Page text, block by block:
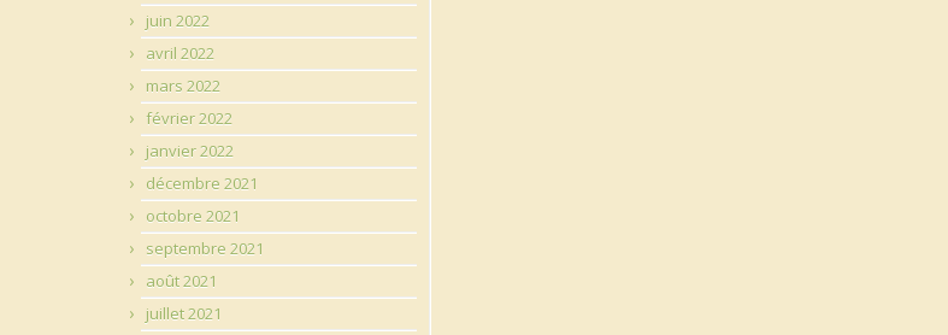
juin 2022
avril 2022
mars 2022
février 2022
janvier 2022
décembre 2021
octobre 2021
septembre 2021
août 2021
juillet 2021